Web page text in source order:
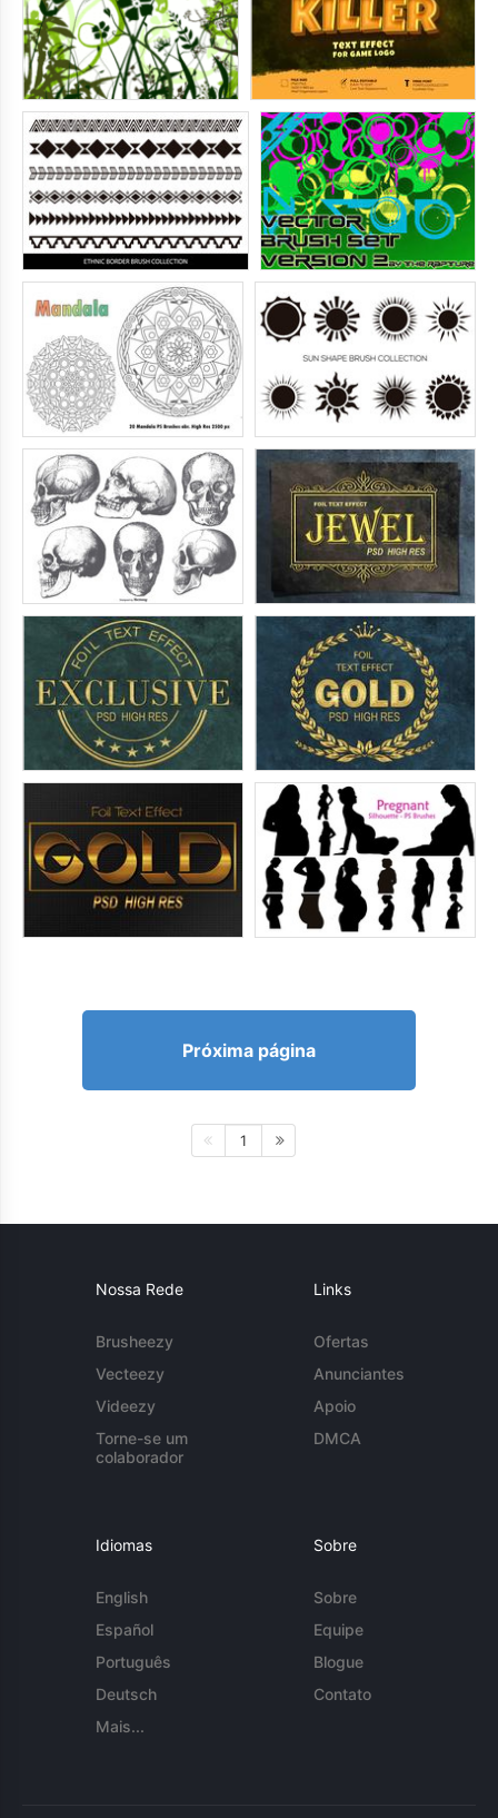
Próxima página
1
Nossa Rede
Brusheezy
Vecteezy
Videezy
Torne-se um
colaborador
Links
Ofertas
Anunciantes
Apoio
DMCA
Idiomas
English
Español
Português
Deutsch
Mais...
Sobre
Sobre
Equipe
Blogue
Contato